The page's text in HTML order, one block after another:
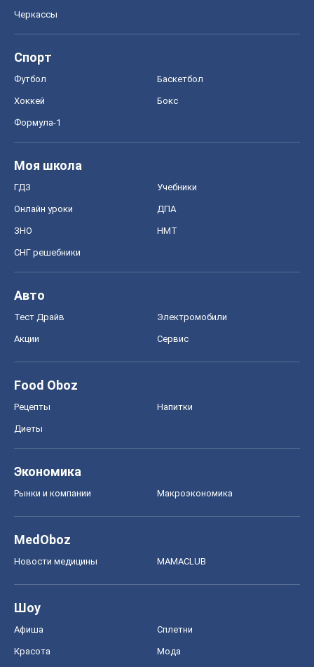
Черкассы
Спорт
Футбол Баскетбол
Хоккей Бокс
Формула-1
Моя школа
ГДЗ Учебники
Онлайн уроки ДПА
ЗНО НМТ
СНГ решебники
Авто
Тест Драйв Электромобили
Акции Сервис
Food Oboz
Рецепты Напитки
Диеты
Экономика
Рынки и компании Mакроэкономика
MedOboz
Новости медицины MAMACLUB
Шоу
Афиша Сплетни
Красота Мода